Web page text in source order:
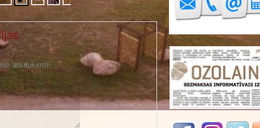
atsauksmi!